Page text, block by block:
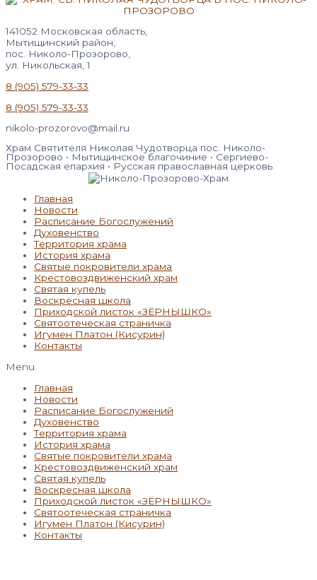
141052 Московская область,
Мытищинский район,
пос. Николо-Прозорово,
ул. Никольская, 1
8 (905) 579-33-33
8 (905) 579-33-33
nikolo-prozorovo@mail.ru
Храм Святителя Николая Чудотворца пос. Николо-
Прозорово • Мытищинское благочиние • Сергиево-
Посадская епархия • Русская православная церковь
Главная
Новости
Расписание Богослужений
Духовенство
Территория храма
История храма
Святые покровители храма
Крестовоздвиженский храм
Святая купель
Воскресная школа
Приходской листок «ЗЁРНЫШКО»
Святоотеческая страничка
Игумен Платон (Кисурин)
Контакты
Menu
Главная
Новости
Расписание Богослужений
Духовенство
Территория храма
История храма
Святые покровители храма
Крестовоздвиженский храм
Святая купель
Воскресная школа
Приходской листок «ЗЁРНЫШКО»
Святоотеческая страничка
Игумен Платон (Кисурин)
Контакты